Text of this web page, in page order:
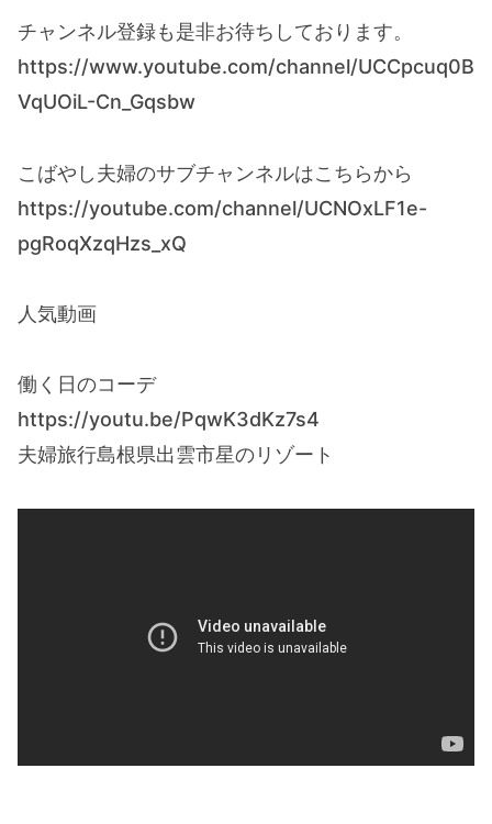
チャンネル登録も是非お待ちしております。
https://www.youtube.com/channel/UCCpcuq0B
VqUOiL-Cn_Gqsbw
こばやし夫婦のサブチャンネルはこちらから
https://youtube.com/channel/UCNOxLF1e-
pgRoqXzqHzs_xQ
人気動画
働く日のコーデ
https://youtu.be/PqwK3dKz7s4
夫婦旅行島根県出雲市星のリゾート